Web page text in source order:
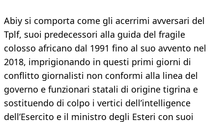
Abiy si comporta come gli acerrimi avversari del
Tplf, suoi predecessori alla guida del fragile
colosso africano dal 1991 fino al suo avvento nel
2018, imprigionando in questi primi giorni di
conflitto giornalisti non conformi alla linea del
governo e funzionari statali di origine tigrina e
sostituendo di colpo i vertici dell’intelligence
dell’Esercito e il ministro degli Esteri con suoi